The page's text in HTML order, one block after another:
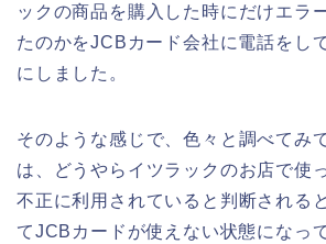
ックの商品を購入した時にだけエラ
たのかをJCBカード会社に電話をし
にしました。
そのような感じで、色々と調べてみ
は、どうやらイツラックのお店で使
不正に利用されていると判断される
てJCBカードが使えない状態になっ